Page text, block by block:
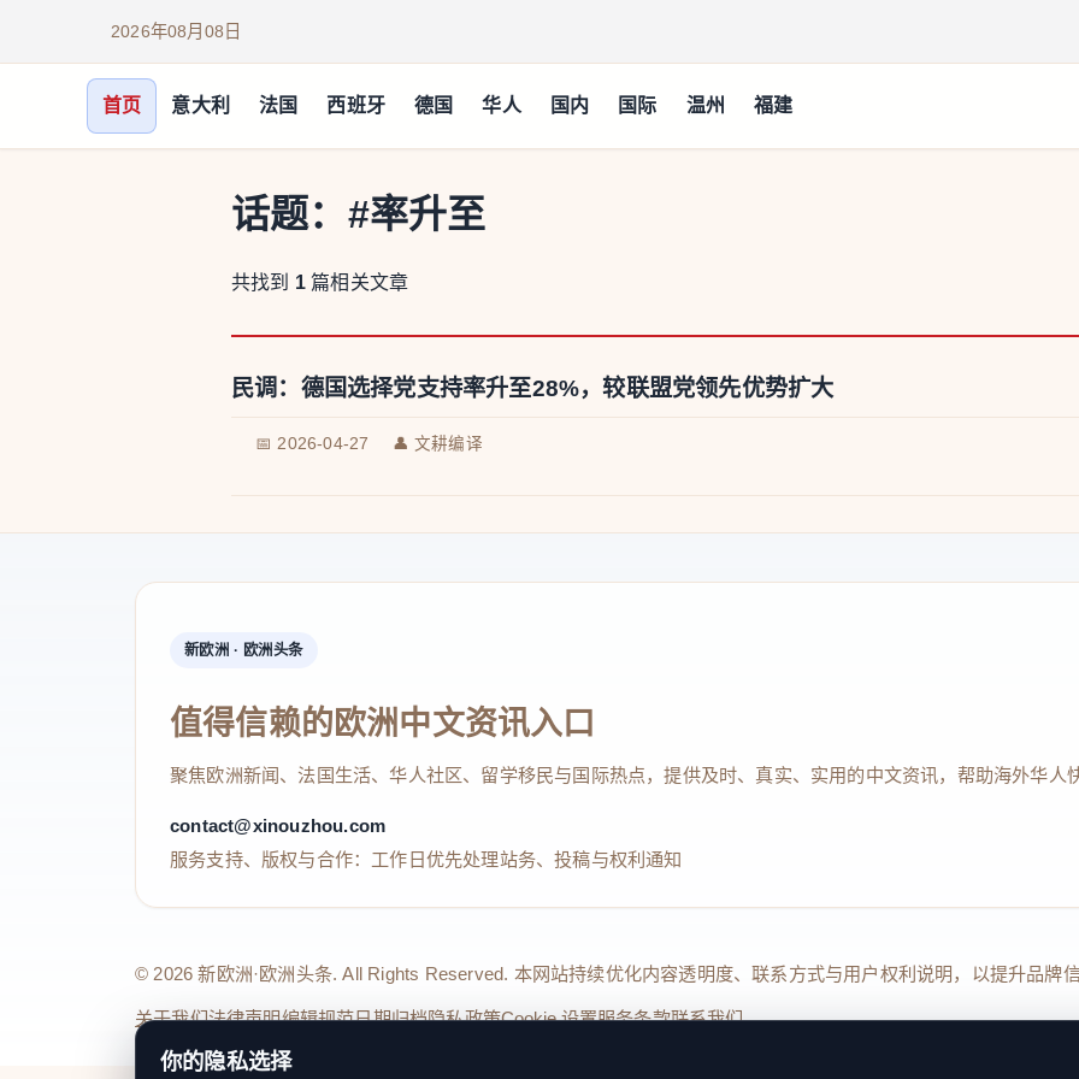
2026年08月08日
首页 意大利 法国 西班牙 德国 华人 国内 国际 温州 福建
话题： #率升至
共找到 1 篇相关文章
民调：德国选择党支持率升至28%，较联盟党领先优势扩大
📅 2026-04-27 👤 文耕编译
新欧洲 · 欧洲头条
值得信赖的欧洲中文资讯入口
聚焦欧洲新闻、法国生活、华人社区、留学移民与国际热点，提供及时、真实、实用的中文资讯，帮助海外华人
contact@xinouzhou.com
服务支持、版权与合作：工作日优先处理站务、投稿与权利通知
© 2026 新欧洲·欧洲头条. All Rights Reserved. 本网站持续优化内容透明度、联系方式与用户权利说明，以提升品牌
关于我们法律声明编辑规范日期归档隐私政策Cookie 设置服务条款联系我们
你的隐私选择